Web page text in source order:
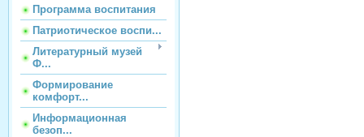
Программа воспитания
Патриотическое воспи...
Литературный музей
Ф...
Формирование
комфорт...
Информационная
безоп...